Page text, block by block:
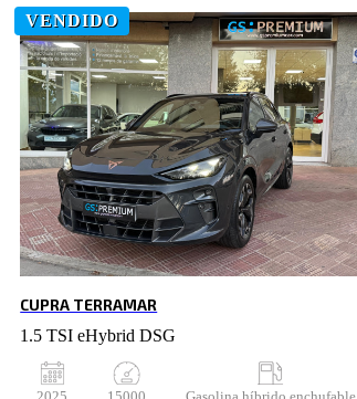
VENDIDO
CUPRA TERRAMAR
1.5 TSI eHybrid DSG